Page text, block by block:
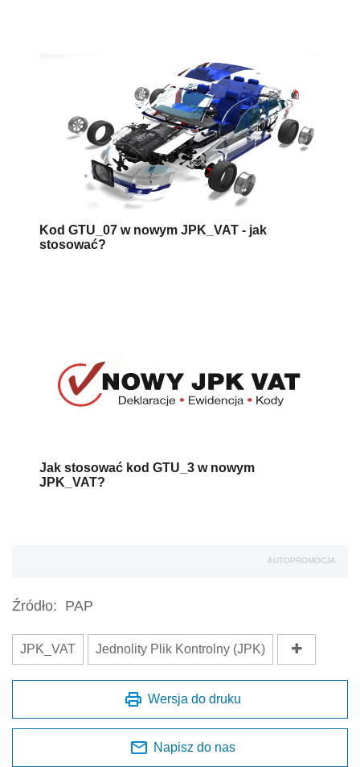
Kod GTU_07 w nowym JPK_VAT - jak
stosować?
Jak stosować kod GTU_3 w nowym
JPK_VAT?
AUTOPROMOCJA
Źródło: PAP
JPK_VAT Jednolity Plik Kontrolny (JPK)
Wersja do druku
Napisz do nas